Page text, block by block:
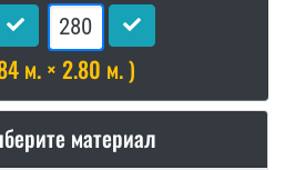
м. × 2.80 м. )
материал